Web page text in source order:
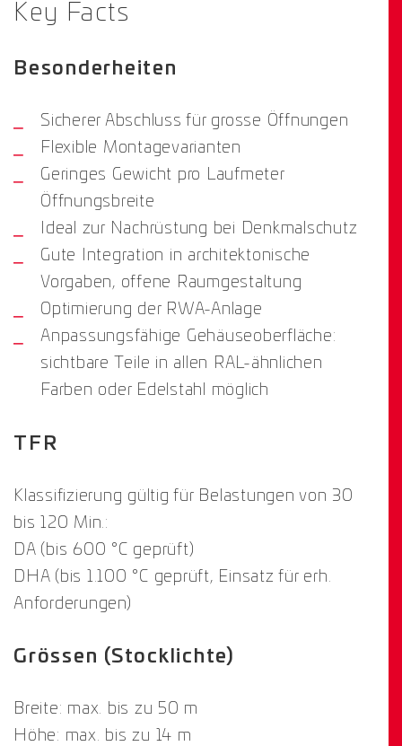
Key Facts
Besonderheiten
Sicherer Abschluss für grosse Öffnungen
Flexible Montagevarianten
Geringes Gewicht pro Laufmeter
Öffnungsbreite
Ideal zur Nachrüstung bei Denkmalschutz
Gute Integration in architektonische
Vorgaben, offene Raumgestaltung
Optimierung der RWA-Anlage
Anpassungsfähige Gehäuseoberfläche:
sichtbare Teile in allen RAL-ähnlichen
Farben oder Edelstahl möglich
TFR
Klassifizierung gültig für Belastungen von 30
bis 120 Min.:
DA (bis 600 °C geprüft)
DHA (bis 1.100 °C geprüft, Einsatz für erh.
Anforderungen)
Grössen (Stocklichte)
Breite: max. bis zu 50 m
Höhe: max. bis zu 14 m